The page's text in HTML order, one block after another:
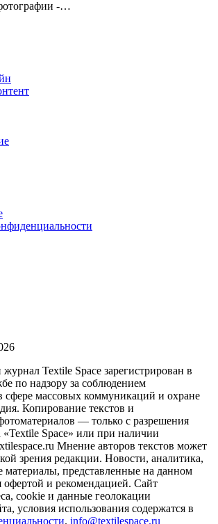
-…
Textile Space зарегистрирован в
по надзору за соблюдением
сфере массовых коммуникаций и охране
Копирование текстов и
— только с разрешения
Space» или при наличии
Мнение авторов текстов может
зрения редакции. Новости, аналитика,
материалы, представленные на данном
офертой и рекомендацией. Сайт
cookie и данные геолокации
условия использования содержатся в
. info@textilespace.ru